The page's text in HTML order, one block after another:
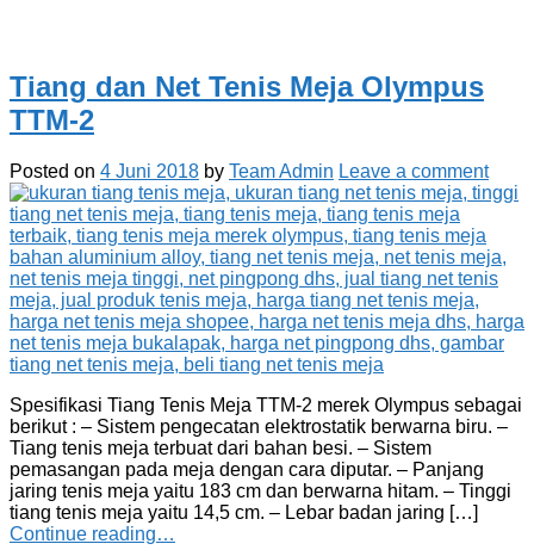
Tiang dan Net Tenis Meja Olympus
TTM-2
Posted on 4 Juni 2018 by Team Admin Leave a comment
Spesifikasi Tiang Tenis Meja TTM-2 merek Olympus sebagai
berikut : – Sistem pengecatan elektrostatik berwarna biru. –
Tiang tenis meja terbuat dari bahan besi. – Sistem
pemasangan pada meja dengan cara diputar. – Panjang
jaring tenis meja yaitu 183 cm dan berwarna hitam. – Tinggi
tiang tenis meja yaitu 14,5 cm. – Lebar badan jaring […]
Continue reading…